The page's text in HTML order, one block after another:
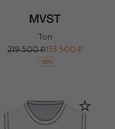
Топ
219 500 ₽ 153 500 ₽
-30%